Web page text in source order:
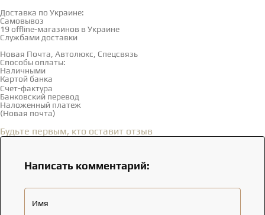
Доставка по Украине:
Самовывоз
19 offline-магазинов в Украине
Службами доставки
Новая Почта, Автолюкс, Спецсвязь
Способы оплаты:
Наличными
Картой банка
Счет-фактура
Банковский перевод
Наложенный платеж
(Новая почта)
Будьте первым, кто оставит отзыв
Написать комментарий:
Имя